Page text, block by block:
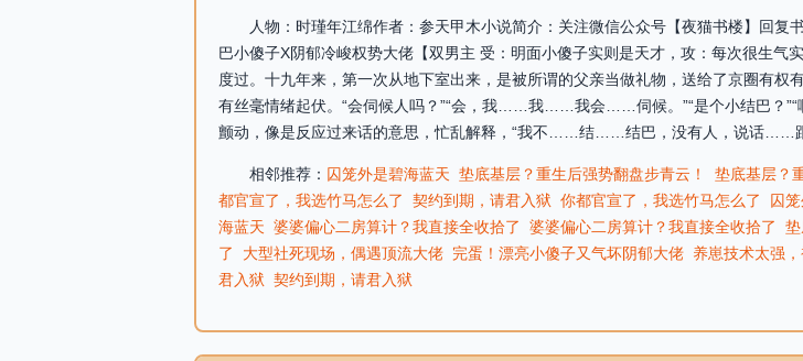
人物：时瑾年江绵作者：参天甲木小说简介：关注微信公众号【夜猫书楼】回
巴小傻子X阴郁冷峻权势大佬【双男主 受：明面小傻子实则是天才，攻：每次很生气
度过。十九年来，第一次从地下室出来，是被所谓的父亲当做礼物，送给了京圈有
有丝毫情绪起伏。“会伺候人吗？”“会，我……我……我会……伺候。”“是个小结巴？”“
颤动，像是反应过来话的意思，忙乱解释，“我不……结……结巴，没有人，说话……跟
相邻推荐： 囚笼外是碧海蓝天 垫底基层？重生后强势翻盘步青云！ 垫底基层？
都官宣了，我选竹马怎么了
契约到期，请君入狱 你都官宣了，我选竹马怎么了 囚
海蓝天 婆婆偏心二房算计？我直接全收拾了 婆婆偏心二房算计？我直接全收拾了
了
大型社死现场，偶遇顶流大佬 完蛋！漂亮小傻子又气坏阴郁大佬 养崽技术太强
君入狱 契约到期，请君入狱